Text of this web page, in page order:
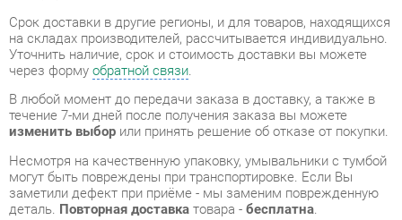
В любой момент до передачи заказа в доставку, а также в
течение 7-ми дней после получения заказа вы можете
изменить выборили принять решение об отказе от покупки.
Несмотря на качественную упаковку, умывальники с тумбой
могут быть повреждены при транспортировке. Если Вы
заметили дефект при приёме - мы заменим поврежденную
деталь.Повторная доставкатовара -бесплатна.
распространяетсягарантия 1 год, а на некоторые модели – 2
года с момента приобретения.
Тумба навесная Corozo Corozo Техас 80 12094 Белая